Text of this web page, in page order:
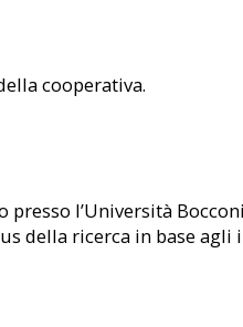
cooperativa.
l’Università
della ricerca in base agli